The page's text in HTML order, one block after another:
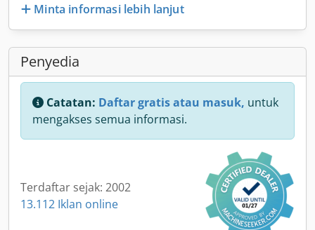
Minta informasi lebih lanjut
Penyedia
Catatan: Daftar gratis atau masuk, untuk
mengakses semua informasi.
Terdaftar sejak: 2002
13.112 Iklan online